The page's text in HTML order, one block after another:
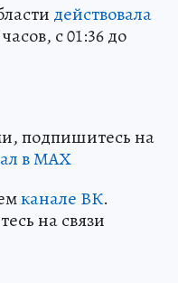
действовала
с 01:36 до
подпишитесь на
в МАХ
канале ВК.
на связи